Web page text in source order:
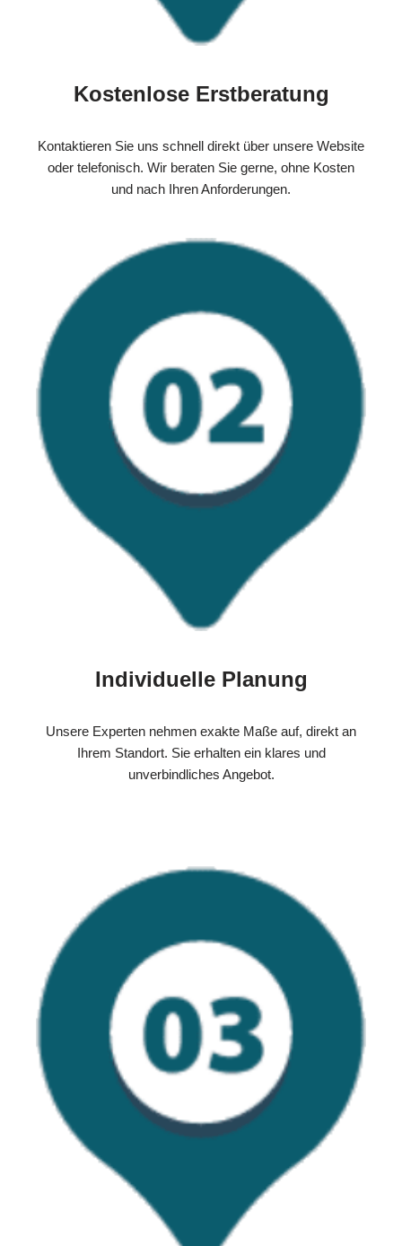
Kostenlose Erstberatung
Kontaktieren Sie uns schnell direkt über unsere Website
oder telefonisch. Wir beraten Sie gerne, ohne Kosten
und nach Ihren Anforderungen.
Individuelle Planung
Unsere Experten nehmen exakte Maße auf, direkt an
Ihrem Standort. Sie erhalten ein klares und
unverbindliches Angebot.